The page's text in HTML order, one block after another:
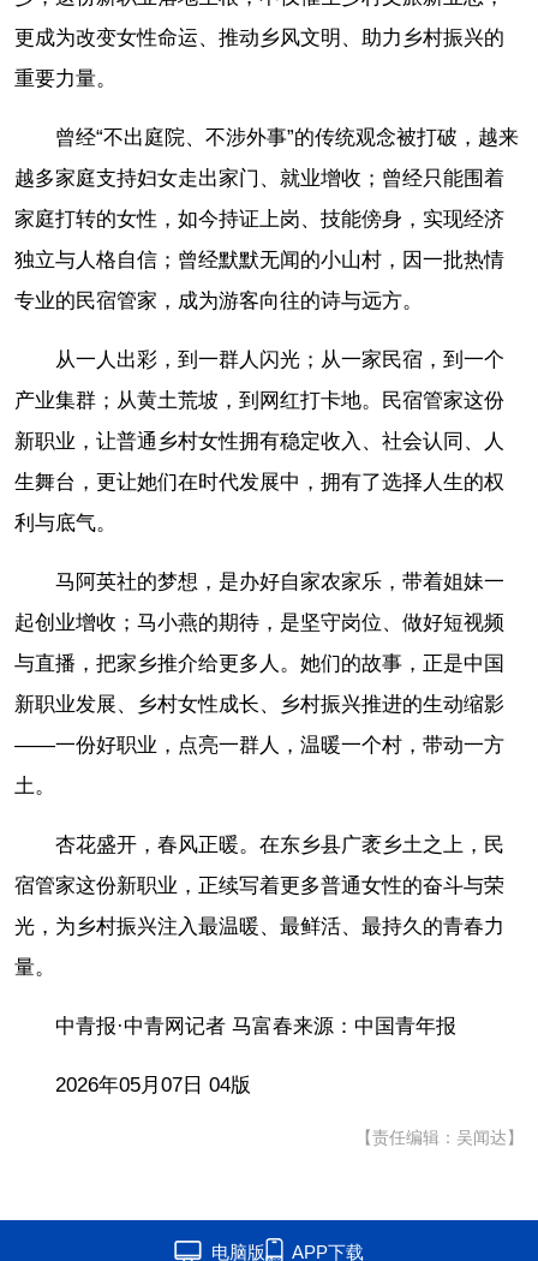
更成为改变女性命运、推动乡风文明、助力乡村振兴的
重要力量。
曾经“不出庭院、不涉外事”的传统观念被打破，越来
越多家庭支持妇女走出家门、就业增收；曾经只能围着
家庭打转的女性，如今持证上岗、技能傍身，实现经济
独立与人格自信；曾经默默无闻的小山村，因一批热情
专业的民宿管家，成为游客向往的诗与远方。
从一人出彩，到一群人闪光；从一家民宿，到一个
产业集群；从黄土荒坡，到网红打卡地。民宿管家这份
新职业，让普通乡村女性拥有稳定收入、社会认同、人
生舞台，更让她们在时代发展中，拥有了选择人生的权
利与底气。
马阿英社的梦想，是办好自家农家乐，带着姐妹一
起创业增收；马小燕的期待，是坚守岗位、做好短视频
与直播，把家乡推介给更多人。她们的故事，正是中国
新职业发展、乡村女性成长、乡村振兴推进的生动缩影
——一份好职业，点亮一群人，温暖一个村，带动一方
土。
杏花盛开，春风正暖。在东乡县广袤乡土之上，民
宿管家这份新职业，正续写着更多普通女性的奋斗与荣
光，为乡村振兴注入最温暖、最鲜活、最持久的青春力
量。
中青报·中青网记者 马富春来源：中国青年报
2026年05月07日 04版
【责任编辑：吴闻达】
电脑版 APP下载